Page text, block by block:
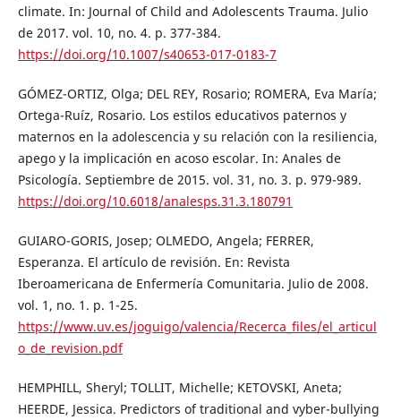
climate. In: Journal of Child and Adolescents Trauma. Julio
de 2017. vol. 10, no. 4. p. 377-384.
https://doi.org/10.1007/s40653-017-0183-7
GÓMEZ-ORTIZ, Olga; DEL REY, Rosario; ROMERA, Eva María;
Ortega-Ruíz, Rosario. Los estilos educativos paternos y
maternos en la adolescencia y su relación con la resiliencia,
apego y la implicación en acoso escolar. In: Anales de
Psicología. Septiembre de 2015. vol. 31, no. 3. p. 979-989.
https://doi.org/10.6018/analesps.31.3.180791
GUIARO-GORIS, Josep; OLMEDO, Angela; FERRER,
Esperanza. El artículo de revisión. En: Revista
Iberoamericana de Enfermería Comunitaria. Julio de 2008.
vol. 1, no. 1. p. 1-25.
https://www.uv.es/joguigo/valencia/Recerca_files/el_articul
o_de_revision.pdf
HEMPHILL, Sheryl; TOLLIT, Michelle; KETOVSKI, Aneta;
HEERDE, Jessica. Predictors of traditional and vyber-bullying